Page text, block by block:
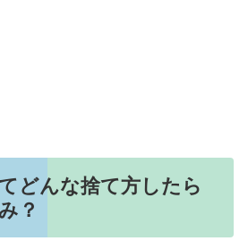
どんな捨て方したら
？